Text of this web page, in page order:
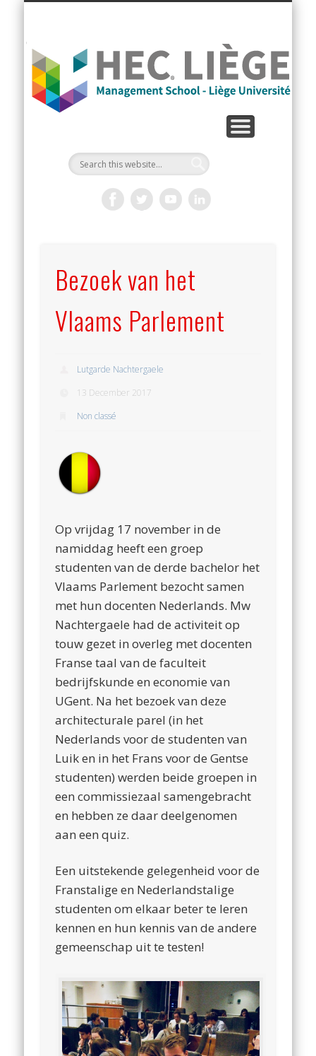
Bezoek van het
Vlaams Parlement
Lutgarde Nachtergaele
13 December 2017
Non classé
Op vrijdag 17 november in de
namiddag heeft een groep
studenten van de derde bachelor het
Vlaams Parlement bezocht samen
met hun docenten Nederlands. Mw
Nachtergaele had de activiteit op
touw gezet in overleg met docenten
Franse taal van de faculteit
bedrijfskunde en economie van
UGent. Na het bezoek van deze
architecturale parel (in het
Nederlands voor de studenten van
Luik en in het Frans voor de Gentse
studenten) werden beide groepen in
een commissiezaal samengebracht
en hebben ze daar deelgenomen
aan een quiz.
Een uitstekende gelegenheid voor de
Franstalige en Nederlandstalige
studenten om elkaar beter te leren
kennen en hun kennis van de andere
gemeenschap uit te testen!